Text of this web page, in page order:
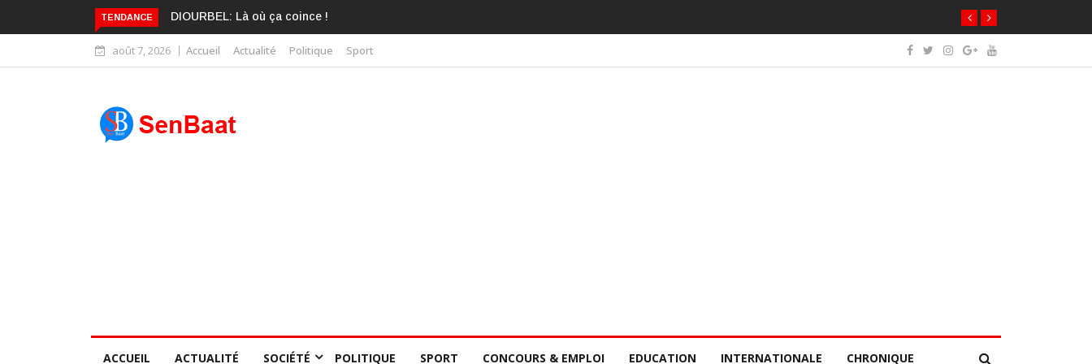
TENDANCE
DIOURBEL: Là où ça coince !KARIME WADE EST DÉJÀ
BLANCHI PAR LA
CONSCIENCE COLLECTIVE
DES SÉNÉGALAIS
août 7, 2026 Accueil Actualité Politique Sport
ACCUEIL ACTUALITÉ SOCIÉTÉ POLITIQUE SPORT CONCOURS & EMPLOI EDUCATION INTERNATIONALE CHRONIQUE